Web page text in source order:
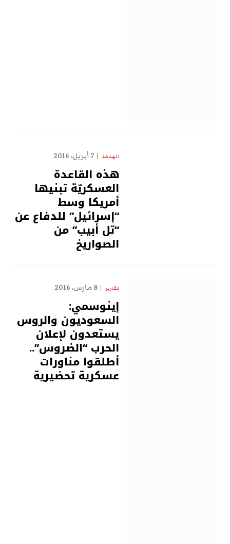
الهدهد 7 أبريل، 2016
هذه القاعدة
العسكريّة تبنيها
أمريكا وسط
“إسرائيل” للدفاع عن
“تل أبيب” من
الصواريخ
تقارير 8 مارس، 2016
إينوسمي:
السعوديون والروس
يستعدون لإعلان
الحرب “الضروس”..
أطلقوا مناورات
عسكرية تحضيرية